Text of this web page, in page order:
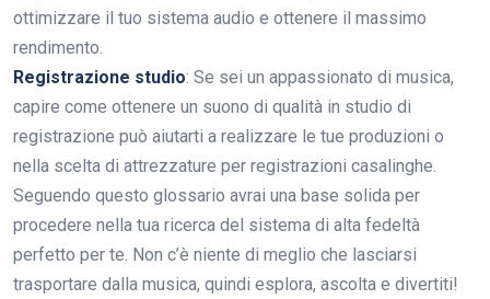
ottimizzare il tuo sistema audio e ottenere il massimo
rendimento.
Registrazione studio: Se sei un appassionato di musica,
capire come ottenere un suono di qualità in studio di
registrazione può aiutarti a realizzare le tue produzioni o
nella scelta di attrezzature per registrazioni casalinghe.
Seguendo questo glossario avrai una base solida per
procedere nella tua ricerca del sistema di alta fedeltà
perfetto per te. Non c’è niente di meglio che lasciarsi
trasportare dalla musica, quindi esplora, ascolta e divertiti!